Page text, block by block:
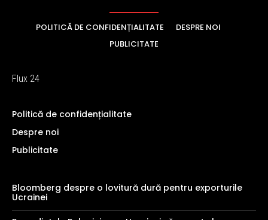
POLITICĂ DE CONFIDENȚIALITATE
DESPRE NOI
PUBLICITATE
Flux 24
Politică de confidențialitate
Despre noi
Publicitate
Bloomberg despre o lovitură dură pentru exporturile
Ucrainei